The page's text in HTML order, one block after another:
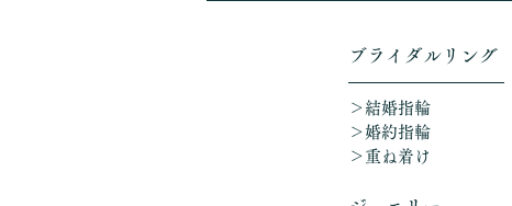
​ブライダルリング
＞結婚指輪
＞婚約指輪
＞重ね着け​